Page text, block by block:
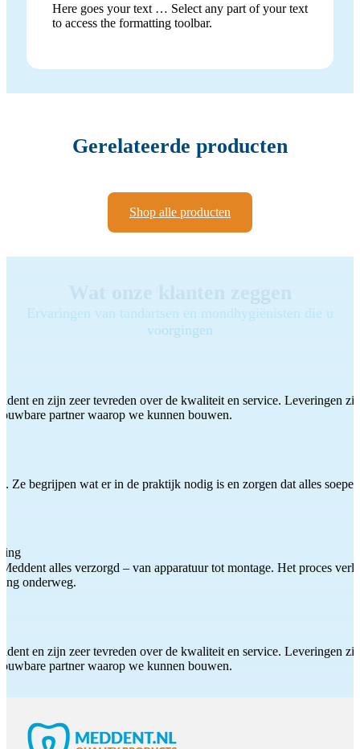
Here goes your text … Select any part of your text
to access the formatting toolbar.
Gerelateerde producten
Shop alle producten
Ervaringen van tandartsen en mondhygiënisten die u
voorgingen
en zijn zeer tevreden over de kwaliteit en service. Leveringen
partner waarop we kunnen bouwen.
Ze begrijpen wat er in de praktijk nodig is en zorgen dat alles
alles verzorgd – van apparatuur tot montage. Het proces
onderweg.
en zijn zeer tevreden over de kwaliteit en service. Leveringen
partner waarop we kunnen bouwen.